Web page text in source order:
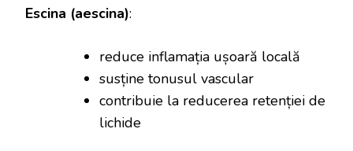
Escina (aescina):
reduce inflamația ușoară locală
susține tonusul vascular
contribuie la reducerea retenției de
lichide